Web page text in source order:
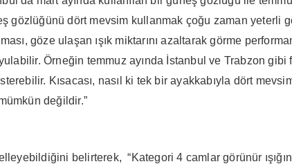
gözlüğünü dört mevsim kullanmak çoğu zaman yeterli
göze ulaşan ışık miktarını azaltarak görme
Örneğin temmuz ayında İstanbul ve Trabzon
Kısacası, nasıl ki tek bir ayakkabıyla dört
değildir.”
belirterek, “Kategori 4 camlar görünür